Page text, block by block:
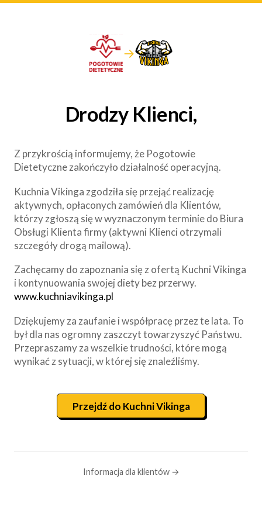
→
Drodzy Klienci,
Z przykrością informujemy, że Pogotowie
Dietetyczne zakończyło działalność operacyjną.
Kuchnia Vikinga zgodziła się przejąć realizację
aktywnych, opłaconych zamówień dla Klientów,
którzy zgłoszą się w wyznaczonym terminie do Biura
Obsługi Klienta firmy (aktywni Klienci otrzymali
szczegóły drogą mailową).
Zachęcamy do zapoznania się z ofertą Kuchni Vikinga
i kontynuowania swojej diety bez przerwy.
www.kuchniavikinga.pl
Dziękujemy za zaufanie i współpracę przez te lata. To
był dla nas ogromny zaszczyt towarzyszyć Państwu.
Przepraszamy za wszelkie trudności, które mogą
wynikać z sytuacji, w której się znaleźliśmy.
Przejdź do Kuchni Vikinga
Informacja dla klientów →